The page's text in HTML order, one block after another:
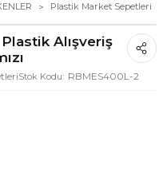
Plastik Market Sepetleri
Alışveriş
Stok Kodu RBMES400L-2